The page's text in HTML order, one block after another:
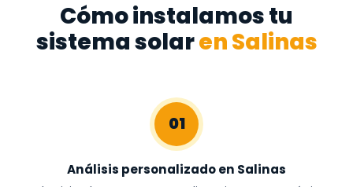
Cómo instalamos tu
sistema solaren Salinas
01
Análisis personalizado en Salinas